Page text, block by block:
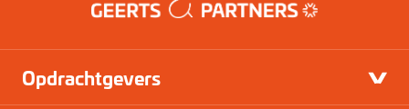
Opdrachtgevers